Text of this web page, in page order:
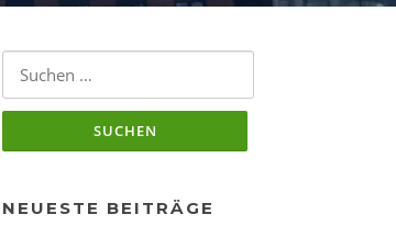
Suchen
NEUESTE BEITRÄGE